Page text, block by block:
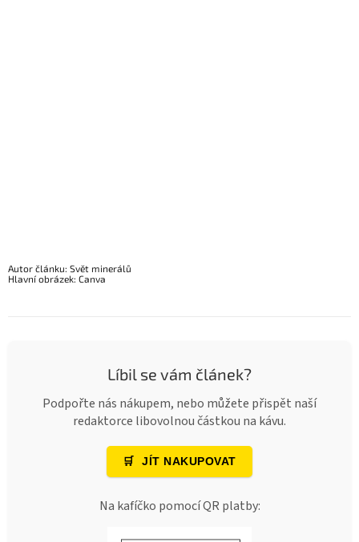
Autor článku: Svět minerálů
Hlavní obrázek: Canva
Líbil se vám článek?
Podpořte nás nákupem, nebo můžete přispět naší
redaktorce libovolnou částkou na kávu.
🛒 JÍT NAKUPOVAT
Na kafíčko pomocí QR platby: